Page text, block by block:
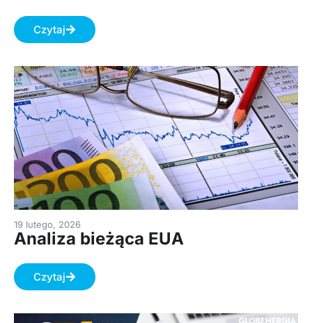
Czytaj
19 lutego, 2026
Analiza bieżąca EUA
Czytaj